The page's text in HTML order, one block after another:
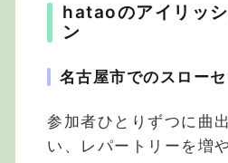
hataoのアイリッ
ン
名古屋市でのスロー
参加者ひとりずつに曲
い、レパートリーを増